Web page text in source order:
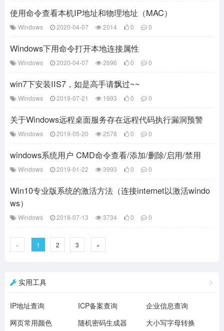
使用命令查看本机IP地址和物理地址（MAC）
Windows 2020-04-07 2014 0 0
Windows下用命令打开本地连接属性
Windows 2020-04-07 2696 0 0
win7下安装IIS7，如是高手请飘过~~
Windows 2019-07-21 1993 0 0
关于Windows远程桌面服务存在远程代码执行漏洞预警
Windows 2019-05-20 2578 0 0
windows系统用户 CMD命令查看/添加/删除/启用/禁用
Windows 2019-01-22 3993 0 0
Win10专业版系统的激活方法（连接internet以激活windo
ws）
Windows 2018-07-13 3734 0 0
« 1 2 3 »
实用工具
IP地址查询 ICP备案查询
企业信息查询
网页常用颜色
随机密码生成器
大小写字母转换